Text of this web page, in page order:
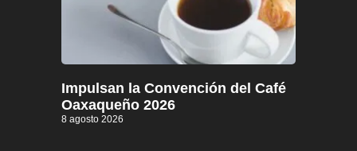
Impulsan la Convención del Café
Oaxaqueño 2026
8 agosto 2026